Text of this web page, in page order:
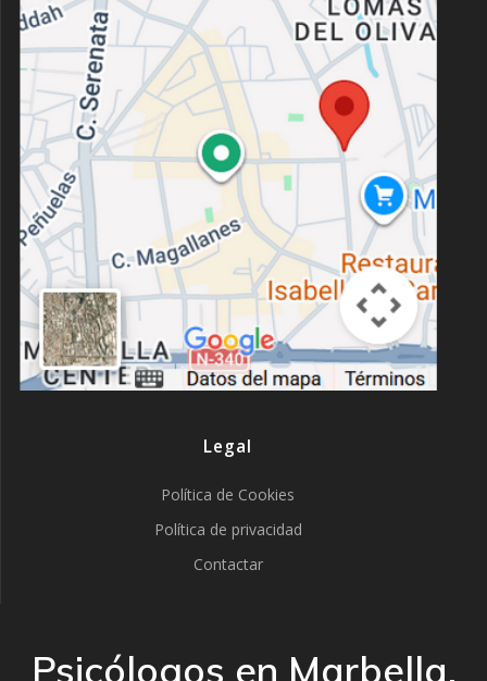
Legal
Política de Cookies
Política de privacidad
Contactar
Psicólogos en Marbella,